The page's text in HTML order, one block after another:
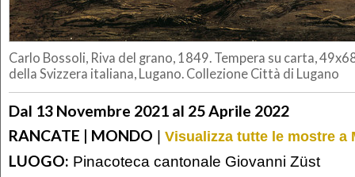
Carlo Bossoli, Riva del grano, 1849. Tempera su carta,
della Svizzera italiana, Lugano. Collezione Città di Lugano
Dal 13 Novembre 2021 al 25 Aprile 2022
RANCATE | MONDO | Visualizza tutte le mostre a
LUOGO: Pinacoteca cantonale Giovanni Züst